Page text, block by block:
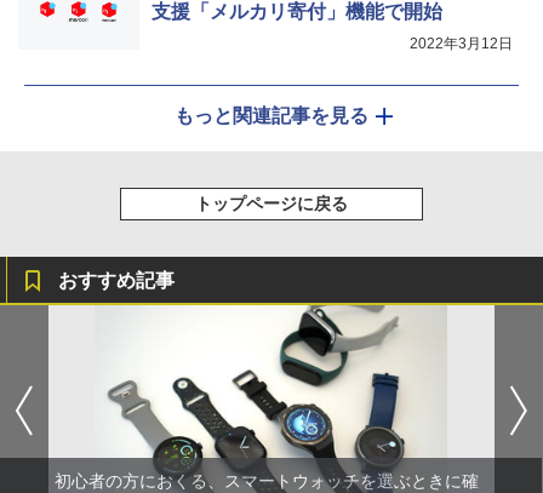
支援「メルカリ寄付」機能で開始
2022年3月12日
もっと関連記事を見る
トップページに戻る
おすすめ記事
初心者の方におくる、スマートウォッチを選ぶときに確